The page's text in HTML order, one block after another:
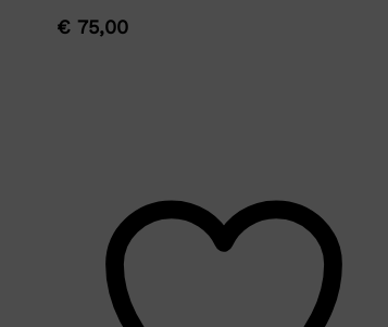
€ 75,00